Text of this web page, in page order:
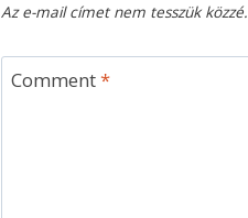
Az e-mail címet nem tesszük közzé.
Comment*